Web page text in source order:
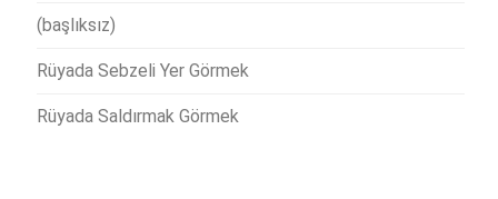
(başlıksız)
Rüyada Sebzeli Yer Görmek
Rüyada Saldırmak Görmek